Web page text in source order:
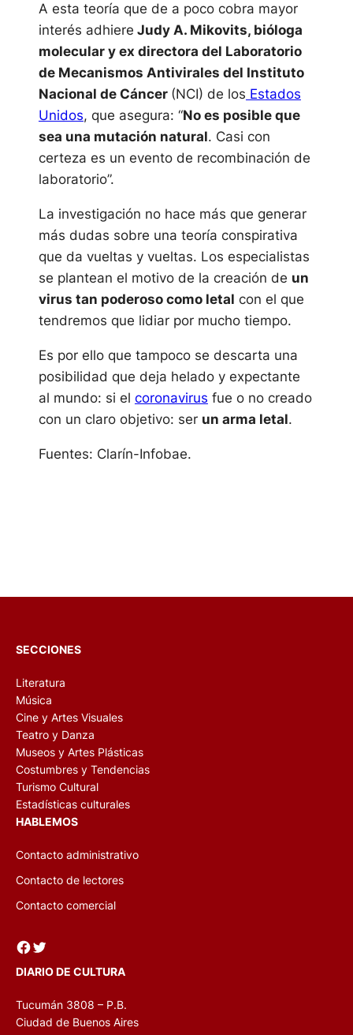
A esta teoría que de a poco cobra mayor
interés adhiere Judy A. Mikovits, bióloga
molecular y ex directora del Laboratorio
de Mecanismos Antivirales del Instituto
Nacional de Cáncer (NCI) de los Estados
Unidos, que asegura: “No es posible que
sea una mutación natural. Casi con
certeza es un evento de recombinación de
laboratorio”.
La investigación no hace más que generar
más dudas sobre una teoría conspirativa
que da vueltas y vueltas. Los especialistas
se plantean el motivo de la creación de un
virus tan poderoso como letal con el que
tendremos que lidiar por mucho tiempo.
Es por ello que tampoco se descarta una
posibilidad que deja helado y expectante
al mundo: si el coronavirus fue o no creado
con un claro objetivo: ser un arma letal.
Fuentes: Clarín-Infobae.
SECCIONES
Literatura
Música
Cine y Artes Visuales
Teatro y Danza
Museos y Artes Plásticas
Costumbres y Tendencias
Turismo Cultural
Estadísticas culturales
HABLEMOS
Contacto administrativo
Contacto de lectores
Contacto comercial
Facebook Twitter
DIARIO DE CULTURA
Tucumán 3808 – P.B.
Ciudad de Buenos Aires